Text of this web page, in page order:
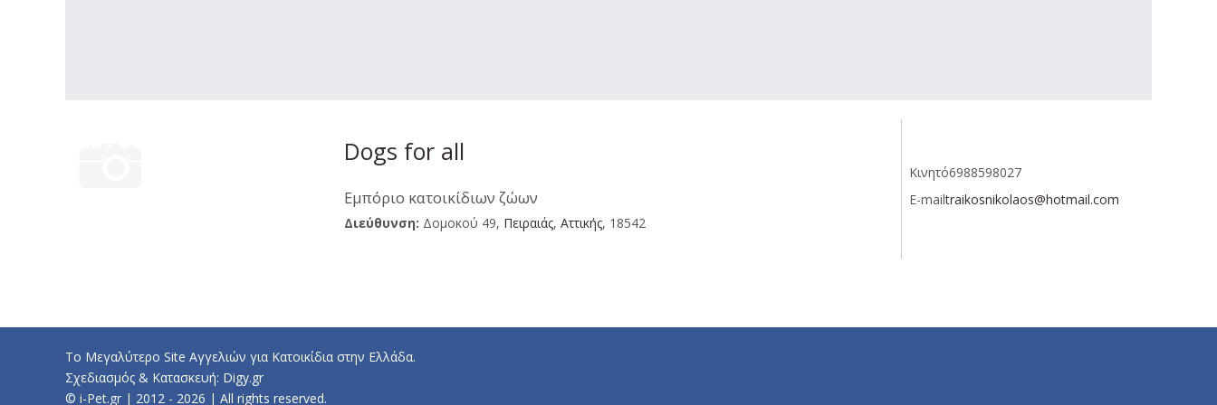
Dogs for all
Εμπόριο κατοικίδιων ζώων
Διεύθυνση: Δομοκού 49, Πειραιάς, Αττικής, 18542
Κινητό6988598027
E-mailtraikosnikolaos@hotmail.com
Το Μεγαλύτερο Site Αγγελιών για Κατοικίδια στην Ελλάδα.
Σχεδιασμός & Κατασκευή: Digy.gr
© i-Pet.gr | 2012 - 2026 | All rights reserved.